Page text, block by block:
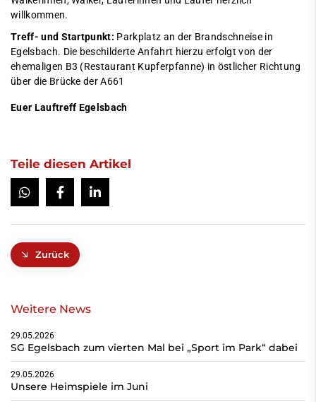
willkommen.
Treff- und Startpunkt: Parkplatz an der Brandschneise in
Egelsbach. Die beschilderte Anfahrt hierzu erfolgt von der
ehemaligen B3 (Restaurant Kupferpfanne) in östlicher Richtung
über die Brücke der A661
Euer Lauftreff Egelsbach
Teile diesen Artikel
Zurück
Weitere News
29.05.2026
SG Egelsbach zum vierten Mal bei „Sport im Park“ dabei
29.05.2026
Unsere Heimspiele im Juni